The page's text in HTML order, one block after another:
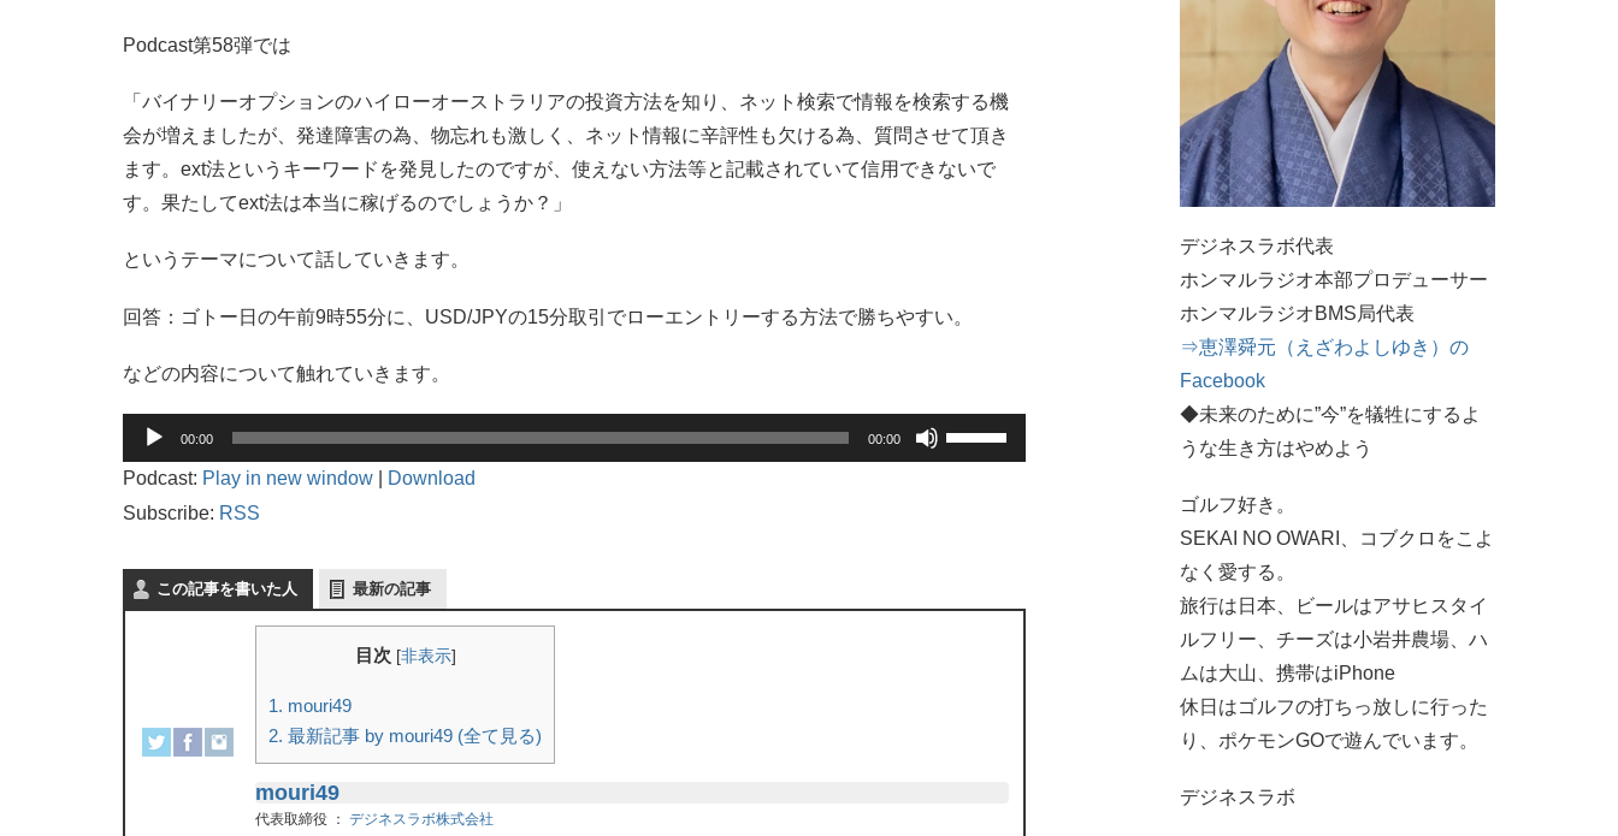
Podcast第58弾では
「バイナリーオプションのハイローオーストラリアの投資方法を知り、ネット検索で情報を検索する機
会が増えましたが、発達障害の為、物忘れも激しく、ネット情報に辛評性も欠ける為、質問させて頂き
ます。ext法というキーワードを発見したのですが、使えない方法等と記載されていて信用できないで
す。果たしてext法は本当に稼げるのでしょうか？」
というテーマについて話していきます。
回答：ゴトー日の午前9時55分に、USD/JPYの15分取引でローエントリーする方法で勝ちやすい。
などの内容について触れていきます。
プ
レ
ー
00:00 00:00
に
Podcast: Play in new window
Download
Subscribe: RSS
この記事を書いた人 最新の記事
目次 [非表示]
1. mouri49
2. 最新記事 by mouri49 (全て見る)
mouri49
代表取締役 ： デジネスラボ株式会社
デジネスラボ代表
ホンマルラジオ本部プロデューサー
ホンマルラジオBMS局代表
⇒恵澤舜元（えざわよしゆき）の
Facebook
◆未来のために”今”を犠牲にするよ
うな生き方はやめよう
ゴルフ好き。
SEKAI NO OWARI、コブクロをこよ
なく愛する。
旅行は日本、ビールはアサヒスタイ
ルフリー、チーズは小岩井農場、ハ
ムは大山、携帯はiPhone
休日はゴルフの打ちっ放しに行った
り、ポケモンGOで遊んでいます。
デジネスラボ